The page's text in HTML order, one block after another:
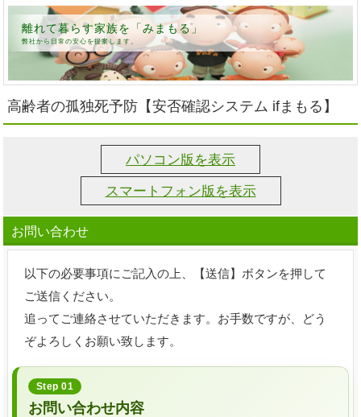
離れて暮らす家族を「みまもる」
弊社から日常の安心を提案します。
高齢者の孤独死予防【安否確認システム ifまもる】
パソコン版を表示
スマートフォン版を表示
お問い合わせ
以下の必要事項にご記入の上、【送信】ボタンを押して
ご送信ください。
追ってご連絡させていただきます。お手数ですが、どう
ぞよろしくお願い致します。
Step 01
お問い合わせ内容